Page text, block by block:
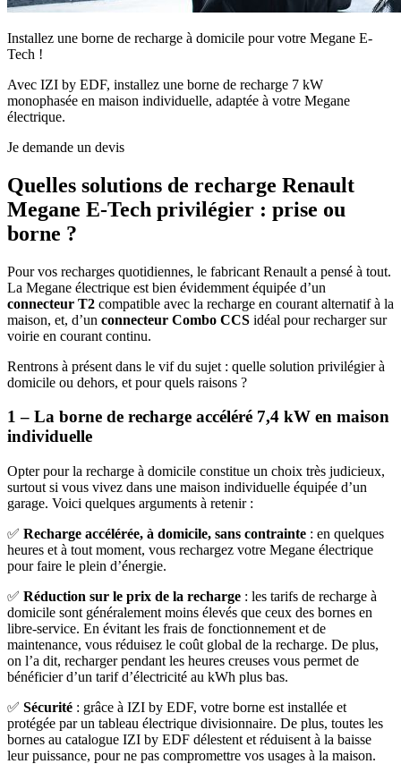
Installez une borne de recharge à domicile pour votre Megane E-
Tech !
Avec IZI by EDF, installez une borne de recharge 7 kW
monophasée en maison individuelle, adaptée à votre Megane
électrique.
Je demande un devis
Quelles solutions de recharge Renault
Megane E-Tech privilégier : prise ou
borne ?
Pour vos recharges quotidiennes, le fabricant Renault a pensé à tout.
La Megane électrique est bien évidemment équipée d’un
connecteur T2 compatible avec la recharge en courant alternatif à la
maison, et, d’un connecteur Combo CCS idéal pour recharger sur
voirie en courant continu.
Rentrons à présent dans le vif du sujet : quelle solution privilégier à
domicile ou dehors, et pour quels raisons ?
1 – La borne de recharge accéléré 7,4 kW en maison
individuelle
Opter pour la recharge à domicile constitue un choix très judicieux,
surtout si vous vivez dans une maison individuelle équipée d’un
garage. Voici quelques arguments à retenir :
✅ Recharge accélérée, à domicile, sans contrainte : en quelques
heures et à tout moment, vous rechargez votre Megane électrique
pour faire le plein d’énergie.
✅ Réduction sur le prix de la recharge : les tarifs de recharge à
domicile sont généralement moins élevés que ceux des bornes en
libre-service. En évitant les frais de fonctionnement et de
maintenance, vous réduisez le coût global de la recharge. De plus,
on l’a dit, recharger pendant les heures creuses vous permet de
bénéficier d’un tarif d’électricité au kWh plus bas.
✅ Sécurité : grâce à IZI by EDF, votre borne est installée et
protégée par un tableau électrique divisionnaire. De plus, toutes les
bornes au catalogue IZI by EDF délestent et réduisent à la baisse
leur puissance, pour ne pas compromettre vos usages à la maison.